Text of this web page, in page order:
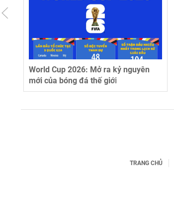
World Cup 2026: Mở ra kỷ nguyên
mới của bóng đá thế giới
TRANG CHỦ